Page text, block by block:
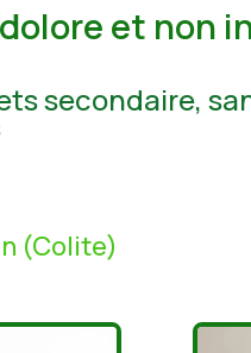
et non
secondaire,
(Colite)